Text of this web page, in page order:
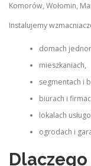
Komorów, Wołomin,
Instalujemy
domach
mieszkaniach,
segmentach i
biurach i
lokalach
ogrodach i